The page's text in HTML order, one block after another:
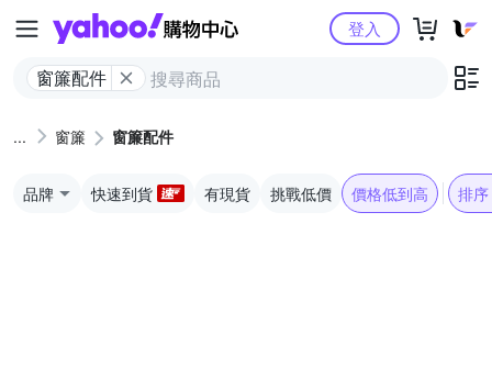
Yahoo購物中心
窗簾配件
登入
窗簾 窗簾配件
品牌 快速到貨 有現貨 挑戰低價 價格低到高 排序